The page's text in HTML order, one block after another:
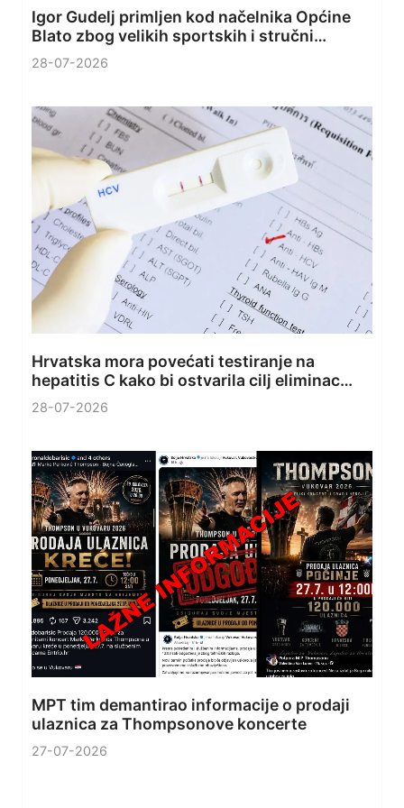
Igor Gudelj primljen kod načelnika Općine
Blato zbog velikih sportskih i stručni…
28-07-2026
Hrvatska mora povećati testiranje na
hepatitis C kako bi ostvarila cilj eliminac…
28-07-2026
MPT tim demantirao informacije o prodaji
ulaznica za Thompsonove koncerte
27-07-2026